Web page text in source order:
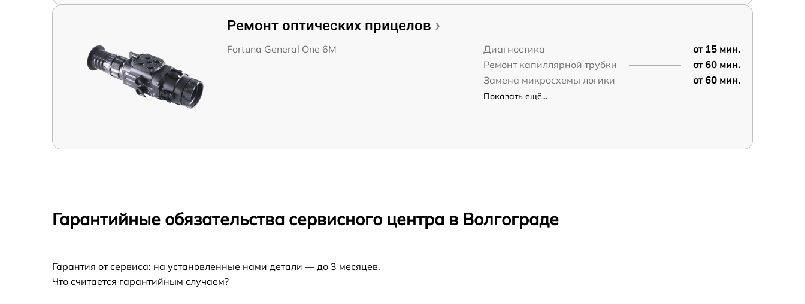
Ремонт оптических прицелов
Fortuna General One 6M Диагностика
от 15 мин.
Ремонт капиллярной трубки
от 60 мин.
Замена микросхемы логики
от 60 мин.
Показать ещё...
Гарантийные обязательства сервисного центра в Волгограде
Гарантия от сервиса: на установленные нами детали — до 3 месяцев.
Что считается гарантийным случаем?